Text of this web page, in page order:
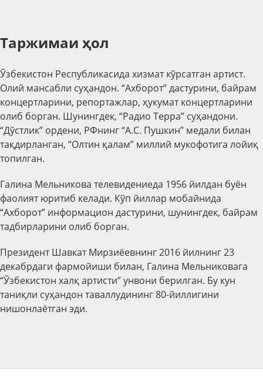
Таржимаи ҳол
Ўзбекистон Республикасида хизмат кўрсатган артист.
Олий мансабли суҳандон. “Ахборот” дастурини, байрам
концертларини, репортажлар, ҳукумат концертларини
олиб борган. Шунингдек, “Радио Терра” суҳандони.
“Дўстлик” ордени, РФнинг “А.С. Пушкин” медали билан
тақдирланган, “Олтин қалам” миллий мукофотига лойиқ
топилган.
Галина Мельникова телевидениеда 1956 йилдан буён
фаолият юритиб келади. Кўп йиллар мобайнида
“Ахборот” информацион дастурини, шунингдек, байрам
тадбирларини олиб борган.
Президент Шавкат Мирзиёевнинг 2016 йилнинг 23
декабрдаги фармойиши билан, Галина Мельниковага
“Ўзбекистон халқ артисти” унвони берилган. Бу кун
таниқли суҳандон таваллудининг 80-йиллигини
нишонлаётган эди.